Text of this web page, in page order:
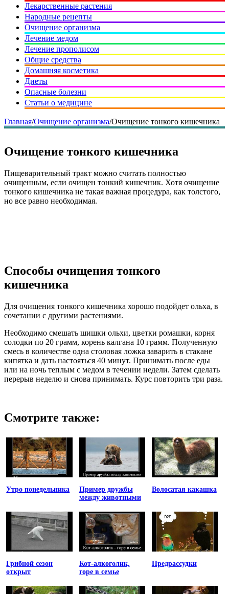
Лекарственные растения
Народные рецепты
Очищение организма
Лечение медом
Лечение прополисом
Общие средства
Домашняя косметика
Диеты
Опасные болезни
Статьи о медицине
Главная/Очищение организма/Очищение тонкого кишечника
Очищение тонкого кишечника
Пищеварительный тракт можно считать полностью
очищенным, если очищен тонкий кишечник. Хотя очищение
тонкого кишечника не такая важная процедура, как толстого,
но все равно необходимая.
Способы очищения тонкого
кишечника
Для очищения тонкого кишечника хорошо подойдет ольха, в
сочетании с другими растениями.
Необходимо смешать шишки ольхи, цветки ромашки, корня
солодки по 20 грамм, корень калгана 10 грамм. Полученную
смесь в количестве одна столовая ложка заварить в стакане
кипятка и дать настояться 40 минут. Принимать после еды
или на ночь теплым с медом в течении недели. Затем сделать
перерыв неделю и снова принимать. Курс повторить три раза.
Смотрите также:
Утро понедельника
Пример дружбы
между животными
Волосатая какашка
Грибной сезон
открыт
Кот-алкоголик,
горе в семье
Предрассудки